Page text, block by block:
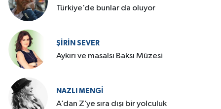
Türkiye’de bunlar da oluyor
ŞIRIN SEVER
Aykırı ve masalsı Baksı Müzesi
NAZLI MENGI
A’dan Z’ye sıra dışı bir yolculuk